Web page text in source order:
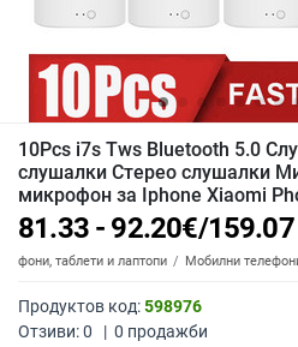
10Pcs i7s Tws Bluetooth 5.0
слушалки Стерео слушалки
микрофон за Iphone Xiaomi
81.33 - 92.20€/
таблети и лаптопи Мобилни
Продуктов код:598976
Отзиви:0 | 0 продажби